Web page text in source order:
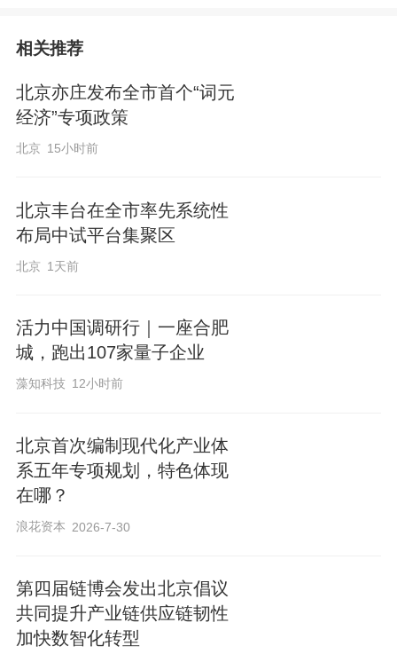
相关推荐
北京亦庄发布全市首个“词元
经济”专项政策
北京 15小时前
北京丰台在全市率先系统性
布局中试平台集聚区
北京 1天前
活力中国调研行｜一座合肥
城，跑出107家量子企业
藻知科技 12小时前
北京首次编制现代化产业体
系五年专项规划，特色体现
在哪？
浪花资本 2026-7-30
第四届链博会发出北京倡议
共同提升产业链供应链韧性
加快数智化转型